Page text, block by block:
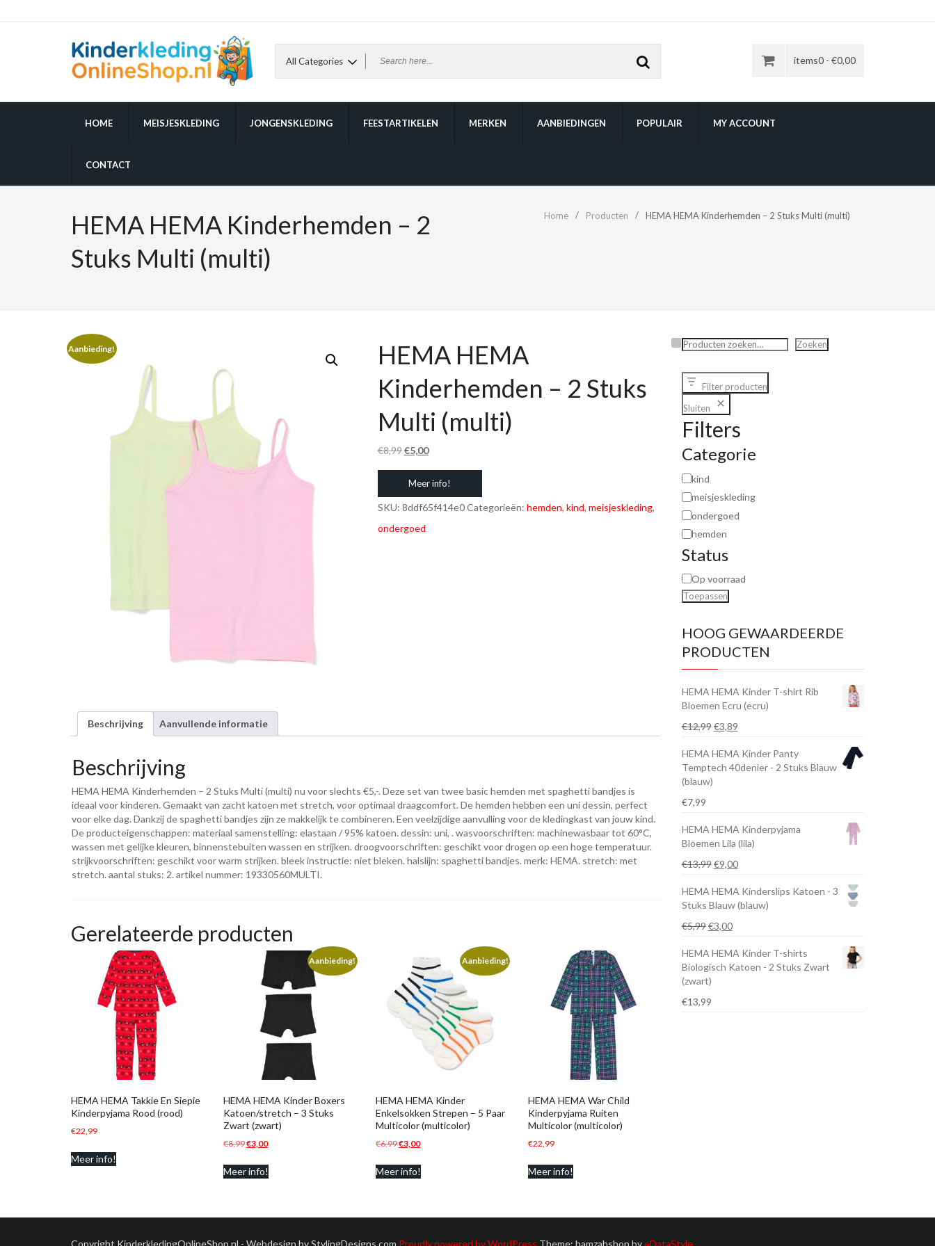
items0 - €0,00
HOME MEISJESKLEDING JONGENSKLEDING FEESTARTIKELEN MERKEN AANBIEDINGEN POPULAIR MY ACCOUNT
CONTACT
HEMA HEMA Kinderhemden – 2
Stuks Multi (multi)
Home Producten HEMA HEMA Kinderhemden – 2 Stuks Multi (multi)
Aanbieding!
HEMA HEMA
Kinderhemden – 2 Stuks
Multi (multi)
€8,99Oorspronkelijke
prijs
was:
€8,99.
€5,00Huidige
prijs
is:
€5,00.
Meer info!
SKU: 8ddf65f414e0Categorieën: hemden, kind, meisjeskleding,
ondergoed
Beschrijving Aanvullende informatie
Beschrijving
HEMA HEMA Kinderhemden – 2 Stuks Multi (multi) nu voor slechts €5,-. Deze set van twee basic hemden met spaghetti bandjes is
ideaal voor kinderen. Gemaakt van zacht katoen met stretch, voor optimaal draagcomfort. De hemden hebben een uni dessin, perfect
voor elke dag. Dankzij de spaghetti bandjes zijn ze makkelijk te combineren. Een veelzijdige aanvulling voor de kledingkast van jouw kind.
De producteigenschappen: materiaal samenstelling: elastaan / 95% katoen. dessin: uni, . wasvoorschriften: machinewasbaar tot 60°C,
wassen met gelijke kleuren, binnenstebuiten wassen en strijken. droogvoorschriften: geschikt voor drogen op een hoge temperatuur.
strijkvoorschriften: geschikt voor warm strijken. bleek instructie: niet bleken. halslijn: spaghetti bandjes. merk: HEMA. stretch: met
stretch. aantal stuks: 2. artikel nummer: 19330560MULTI.
Gerelateerde producten
HEMA HEMA Takkie En Siepie
Kinderpyjama Rood (rood)
€22,99
Meer info!
Aanbieding!
HEMA HEMA Kinder Boxers
Katoen/stretch – 3 Stuks
Zwart (zwart)
€8,99Oorspronkelijke
was:
€3,00Huidige
Meer info!
Aanbieding!
HEMA HEMA Kinder
Enkelsokken Strepen – 5 Paar
Multicolor (multicolor)
€6,99Oorspronkelijke
was:
€3,00Huidige
Meer info!
HEMA HEMA War Child
Kinderpyjama Ruiten
Multicolor (multicolor)
€22,99
Meer info!
Zoeken Zoeken
Filter producten
Sluiten
Filters
Categorie
kind
meisjeskleding
ondergoed
hemden
Status
Op voorraad
Toepassen
HOOG GEWAARDEERDE
PRODUCTEN
HEMA HEMA Kinder T-shirt Rib
Bloemen Ecru (ecru)
€12,99 Oorspronkelijke
was:
€12,99.
€3,89Huidige
is:
€3,89.
HEMA HEMA Kinder Panty
Temptech 40denier - 2 Stuks Blauw
(blauw)
€7,99
HEMA HEMA Kinderpyjama
Bloemen Lila (lila)
€13,99 Oorspronkelijke
was:
€13,99.
€9,00Huidige
is:
€9,00.
HEMA HEMA Kinderslips Katoen - 3
Stuks Blauw (blauw)
€5,99 Oorspronkelijke
was:
€5,99.
€3,00Huidige
is:
€3,00.
HEMA HEMA Kinder T-shirts
Biologisch Katoen - 2 Stuks Zwart
(zwart)
€13,99